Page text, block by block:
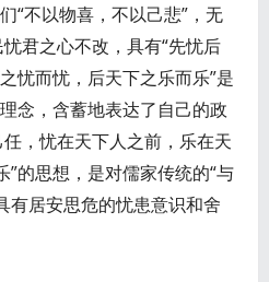
“不以物喜，不以己悲”，无
君之心不改，具有“先忧后
忧而忧，后天下之乐而乐”是
念，含蓄地表达了自己的政
，忧在天下人之前，乐在天
”的思想，是对儒家传统的“与
有居安思危的忧患意识和舍